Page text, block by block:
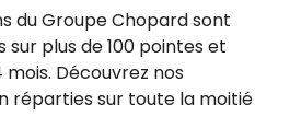
du Groupe Chopard sont
sur plus de 100 pointes et
Découvrez nos
réparties sur toute la moitié